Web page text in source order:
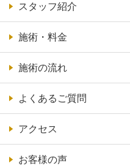
スタッフ紹介
施術・料金
施術の流れ
よくあるご質問
アクセス
お客様の声